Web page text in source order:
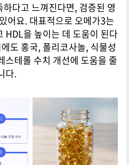
다고 느껴진다면, 검증된 영
어요. 대표적으로 오메가3는
HDL을 높이는 데 도움이 된다
도 홍국, 폴리코사놀, 식물성
스테롤 수치 개선에 도움을 줄
다.